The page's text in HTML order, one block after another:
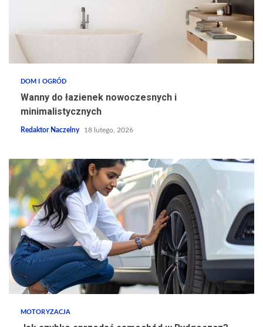
DOM I OGRÓD
Wanny do łazienek nowoczesnych i
minimalistycznych
Redaktor Naczelny 18 lutego, 2026
MOTORYZACJA